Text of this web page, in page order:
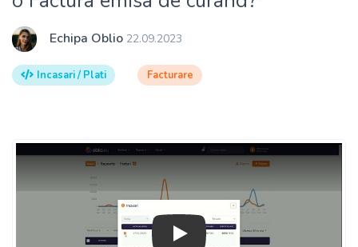
Echipa Oblio 22.09.2023
Incasari / Plati Facturare